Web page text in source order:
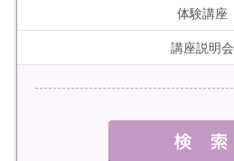
体験講座
講座説明会